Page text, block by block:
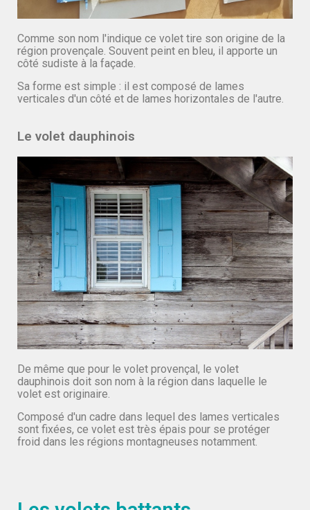
Comme son nom l'indique ce volet tire son origine de la
région provençale. Souvent peint en bleu, il apporte un
côté sudiste à la façade.
Sa forme est simple : il est composé de lames
verticales d'un côté et de lames horizontales de l'autre.
Le volet dauphinois
De même que pour le volet provençal, le volet
dauphinois doit son nom à la région dans laquelle le
volet est originaire.
Composé d'un cadre dans lequel des lames verticales
sont fixées, ce volet est très épais pour se protéger
froid dans les régions montagneuses notamment.